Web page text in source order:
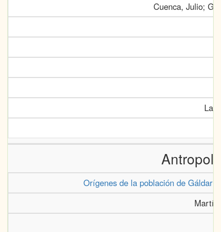
Cuenca, Julio;
La
Orígenes de la población de Gáldar
Martín